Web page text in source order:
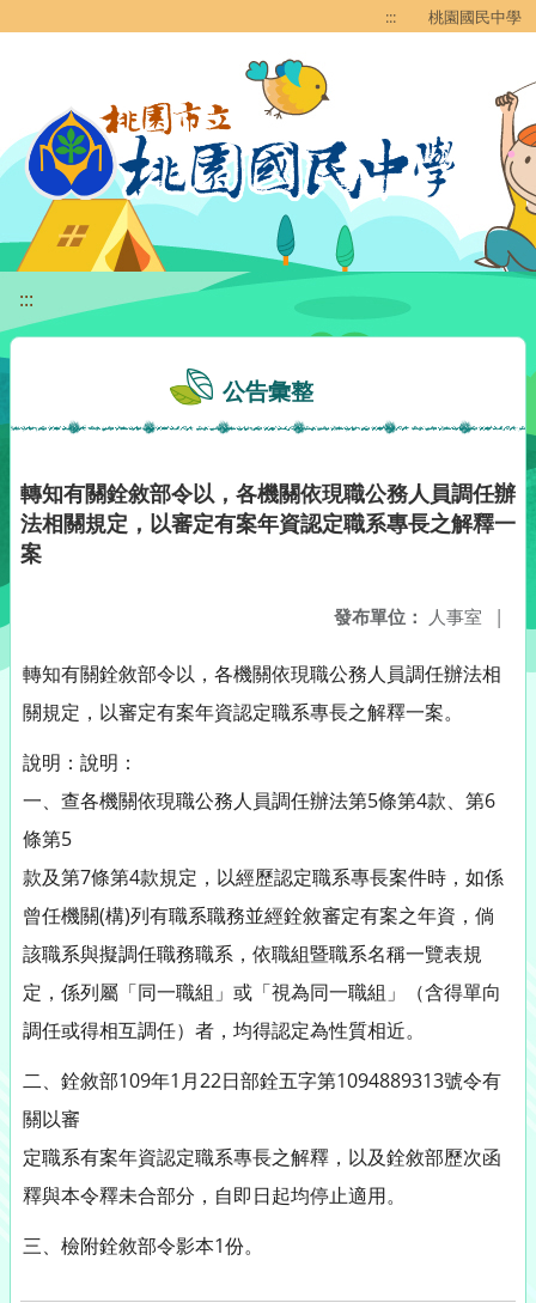
::: 桃園國民中學
:::
公告彙整
轉知有關銓敘部令以，各機關依現職公務人員調任辦
法相關規定，以審定有案年資認定職系專長之解釋一
案
發布單位： 人事室 |
轉知有關銓敘部令以，各機關依現職公務人員調任辦法相
關規定，以審定有案年資認定職系專長之解釋一案。
說明：說明：
一、查各機關依現職公務人員調任辦法第5條第4款、第6
條第5
款及第7條第4款規定，以經歷認定職系專長案件時，如係
曾任機關(構)列有職系職務並經銓敘審定有案之年資，倘
該職系與擬調任職務職系，依職組暨職系名稱一覽表規
定，係列屬「同一職組」或「視為同一職組」（含得單向
調任或得相互調任）者，均得認定為性質相近。
二、銓敘部109年1月22日部銓五字第1094889313號令有
關以審
定職系有案年資認定職系專長之解釋，以及銓敘部歷次函
釋與本令釋未合部分，自即日起均停止適用。
三、檢附銓敘部令影本1份。